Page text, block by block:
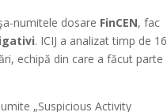
numitele dosare FinCEN, fac
. ICIJ a analizat timp de 16
echipă din care a făcut parte
„Suspicious Activity